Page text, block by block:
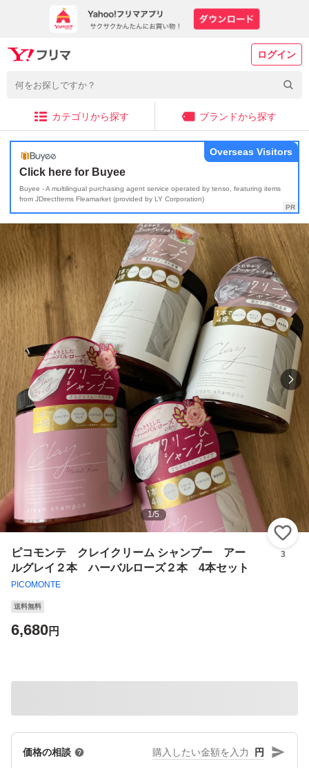
ログイン
カテゴリから探す ブランドから探す
Click here for Buyee
Buyee - A multilingual purchasing agent service operated by tenso, featuring items
from JDirectItems Fleamarket (provided by LY Corporation)
Overseas Visitors
1/5
ピコモンテ クレイクリーム シャンプー アー
ルグレイ２本 ハーバルローズ２本 4本セット
PICOMONTE
3
送料無料
6,680円
価格の相談 円